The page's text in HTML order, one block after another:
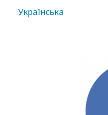
Українська